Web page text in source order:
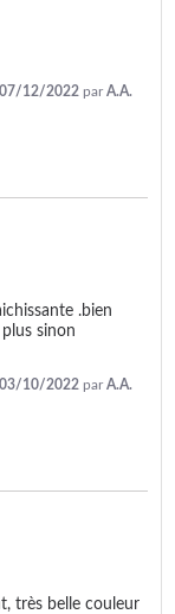
07/12/2022 parA.A.
.bien
sinon
03/10/2022 parA.A.
très belle couleur